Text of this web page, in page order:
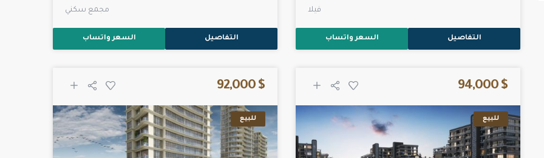
فيلا
التفاصيل السعر واتساب
مجمع سكني
التفاصيل السعر واتساب
$ 94,000
للبيع
$ 92,000
للبيع